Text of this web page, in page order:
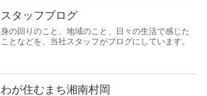
スタッフブログ
身の回りのこと、地域のこと、日々の生活で感じた
ことなどを、当社スタッフがブログにしています。
わが住むまち湘南村岡